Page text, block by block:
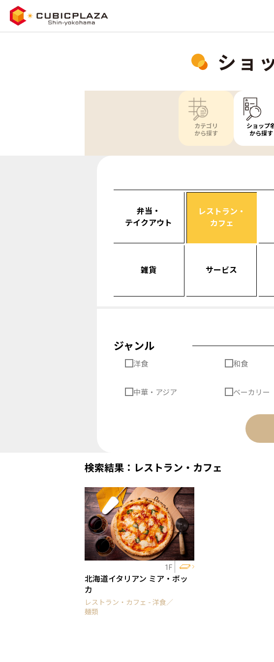
ショ
カテゴリ
から探す
ショップ
から探す
弁当・
テイクアウト
レストラン・
カフェ
雑貨 サービス
ジャンル
洋食 和食
中華・アジア ベーカリー
検索結果：レストラン・カフェ
1F
北海道イタリアン ミア・ボッ
カ
レストラン・カフェ - 洋食／
麺類